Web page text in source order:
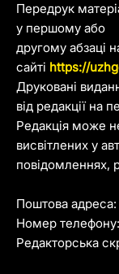
Передрук
у першому або
другому абзаці
сайті https://
Друковані
від редакції на
Редакція може
висвітлених у
повідомленнях,
Поштова
Номер телефону:
Редакторська